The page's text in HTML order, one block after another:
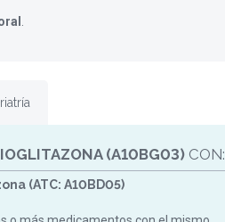
(A10BG03) CON:
(ATC: A10BD05)